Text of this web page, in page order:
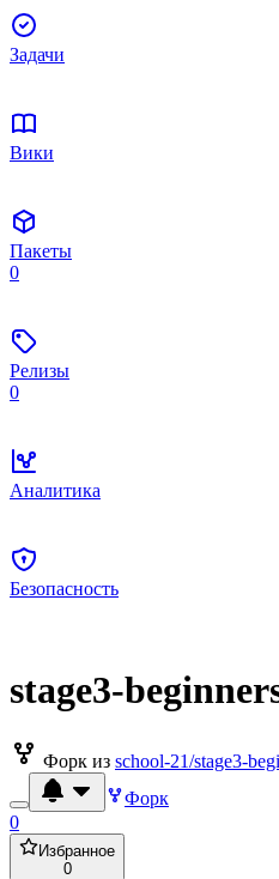
Задачи
Вики
Пакеты
0
Релизы
0
Аналитика
Безопасность
stage3-
Форк из school-21/stage3-
Форк
0
Избранное
0